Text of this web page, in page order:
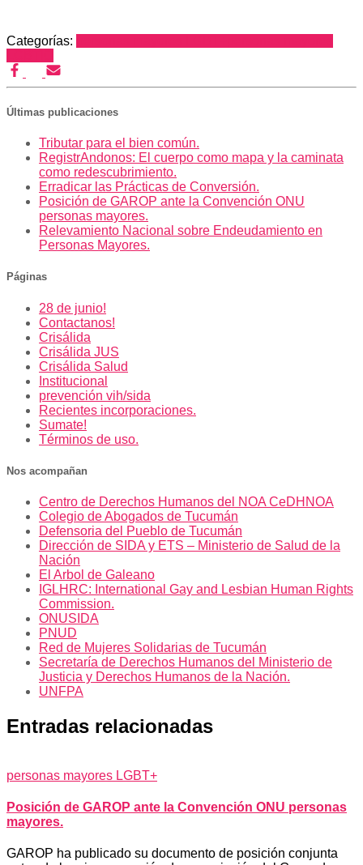
Categorías:
Últimas publicaciones
Tributar para el bien común.
RegistrAndonos: El cuerpo como mapa y la caminata
como redescubrimiento.
Erradicar las Prácticas de Conversión.
Posición de GAROP ante la Convención ONU
personas mayores.
Relevamiento Nacional sobre Endeudamiento en
Personas Mayores.
Páginas
28 de junio!
Contactanos!
Crisálida
Crisálida JUS
Crisálida Salud
Institucional
prevención vih/sida
Recientes incorporaciones.
Sumate!
Términos de uso.
Nos acompañan
Centro de Derechos Humanos del NOA CeDHNOA
Colegio de Abogados de Tucumán
Defensoria del Pueblo de Tucumán
Dirección de SIDA y ETS – Ministerio de Salud de la
Nación
El Arbol de Galeano
IGLHRC: International Gay and Lesbian Human Rights
Commission.
ONUSIDA
PNUD
Red de Mujeres Solidarias de Tucumán
Secretaría de Derechos Humanos del Ministerio de
Justicia y Derechos Humanos de la Nación.
UNFPA
Entradas relacionadas
personas mayores LGBT+
Posición de GAROP ante la Convención ONU personas
mayores.
GAROP ha publicado su documento de posición conjunta